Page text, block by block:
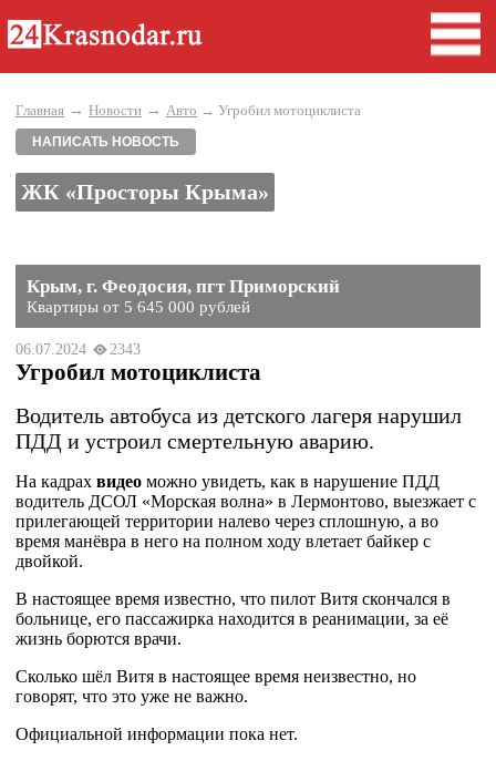
Главная → Новости → Авто → Угробил мотоциклиста
НАПИСАТЬ НОВОСТЬ
ЖК «Просторы Крыма»
Крым, г. Феодосия, пгт Приморский
Квартиры от 5 645 000 рублей
06.07.2024 2343
Угробил мотоциклиста
Водитель автобуса из детского лагеря нарушил
ПДД и устроил смертельную аварию.
На кадрах видео можно увидеть, как в нарушение ПДД
водитель ДСОЛ «Морская волна» в Лермонтово, выезжает с
прилегающей территории налево через сплошную, а во
время манёвра в него на полном ходу влетает байкер с
двойкой.
В настоящее время известно, что пилот Витя скончался в
больнице, его пассажирка находится в реанимации, за её
жизнь борются врачи.
Сколько шёл Витя в настоящее время неизвестно, но
говорят, что это уже не важно.
Официальной информации пока нет.